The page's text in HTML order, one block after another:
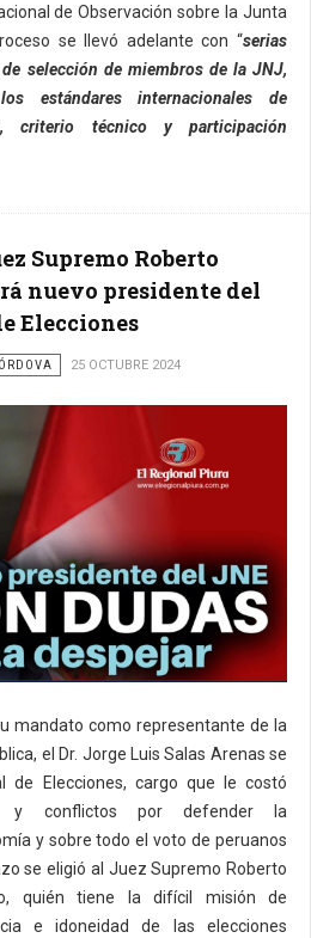
de Observación sobre la Junta
se llevó adelante con “serias
selección de miembros de la JNJ,
estándares internacionales de
criterio técnico y participación
Supremo Roberto
nuevo presidente del
Elecciones
25 OCTUBRE 2024
mandato como representante de la
el Dr. Jorge Luis Salas Arenas se
de Elecciones, cargo que le costó
y conflictos por defender la
y sobre todo el voto de peruanos
se eligió al Juez Supremo Roberto
quién tiene la difícil misión de
e idoneidad de las elecciones